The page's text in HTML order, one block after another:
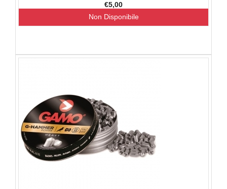
€5,00
Non Disponibile